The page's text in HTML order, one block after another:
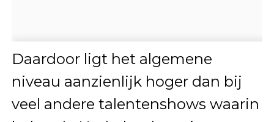
Daardoor ligt het algemene
niveau aanzienlijk hoger dan bij
veel andere talentenshows waarin